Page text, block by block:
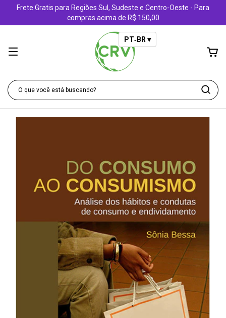
Frete Gratis para Regiões Sul, Sudeste e Centro-Oeste - Para
compras acima de R$ 150,00
PT‑BR ▾